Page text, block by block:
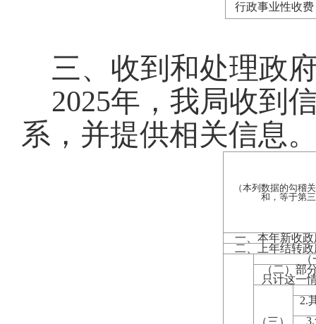
行政事业性收费
三、收到和处理政
2025年，我局收到
系，并提供相关信息
（本列数据的勾稽
和，等于第
一、本年新收
二、上年结转
（二）部
只计这一
（三）
2.